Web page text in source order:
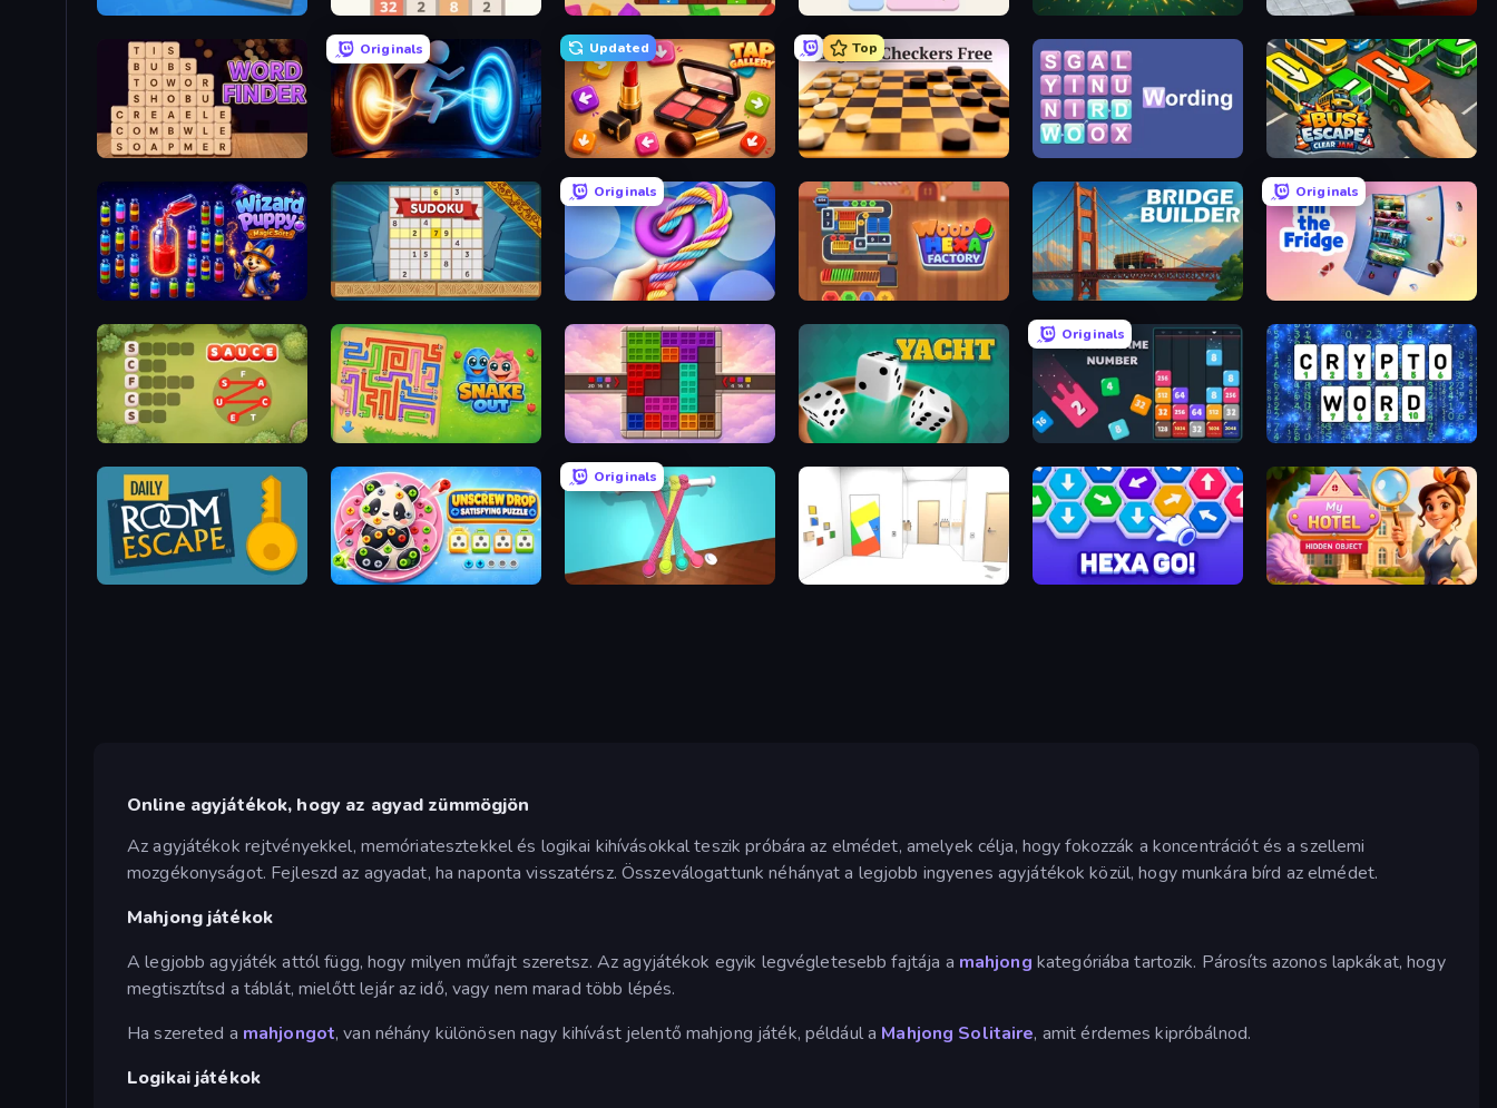
Wood Blocks Jam Shikaku Puzzle Mahjong Puzzle: Tile Match Bloxorz
Word Finder
Originals
Portal Escape
Updated
Tap Gallery
Top
English Checkers Free Bus Escape: Clear Jam
Wizard Puppy: Magic Sort Sudoku Online
Originals
Twisted Tangle Wood Hexa Factory! Bridge Builder
Originals
Crocword Snake Out: Maze Escape Color Cube Puzzle Yacht
Originals
Drop & Merge the Numbers Cryptoword
Daily Room Escape Unscrew Drop: Satisfying Puzzle
Originals
Tangle Master Mirror Room Escape Hexa GO! Hidden Object: My Hotel
Online agyjátékok, hogy az agyad zümmögjön
Az agyjátékok rejtvényekkel, memóriatesztekkel és logikai kihívásokkal teszik próbára az elmédet, amelyek célja, hogy fokozzák a koncentrációt és a szellemi
mozgékonyságot. Fejleszd az agyadat, ha naponta visszatérsz. Összeválogattunk néhányat a legjobb ingyenes agyjátékok közül, hogy munkára bírd az elmédet.
Mahjong játékok
A legjobb agyjáték attól függ, hogy milyen műfajt szeretsz. Az agyjátékok egyik legvégletesebb fajtája a mahjong kategóriába tartozik. Párosíts azonos lapkákat, hogy
megtisztítsd a táblát, mielőtt lejár az idő, vagy nem marad több lépés.
Ha szereted a mahjongot, van néhány különösen nagy kihívást jelentő mahjong játék, például a Mahjong Solitaire, amit érdemes kipróbálnod.
Logikai játékok